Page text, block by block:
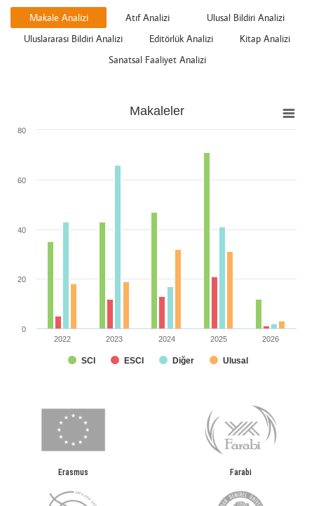
Makale Analizi Atıf Analizi
Ulusal Bildiri Analizi
Uluslararası Bildiri Analizi
Editörlük Analizi
Kitap Analizi
Sanatsal Faaliyet Analizi
View as data table, Makaleler
Makaleler
SCI ESCI Diğer Ulusal
2022 2023 2024 2025 2026
0
20
40
60
80
Erasmus Farabi